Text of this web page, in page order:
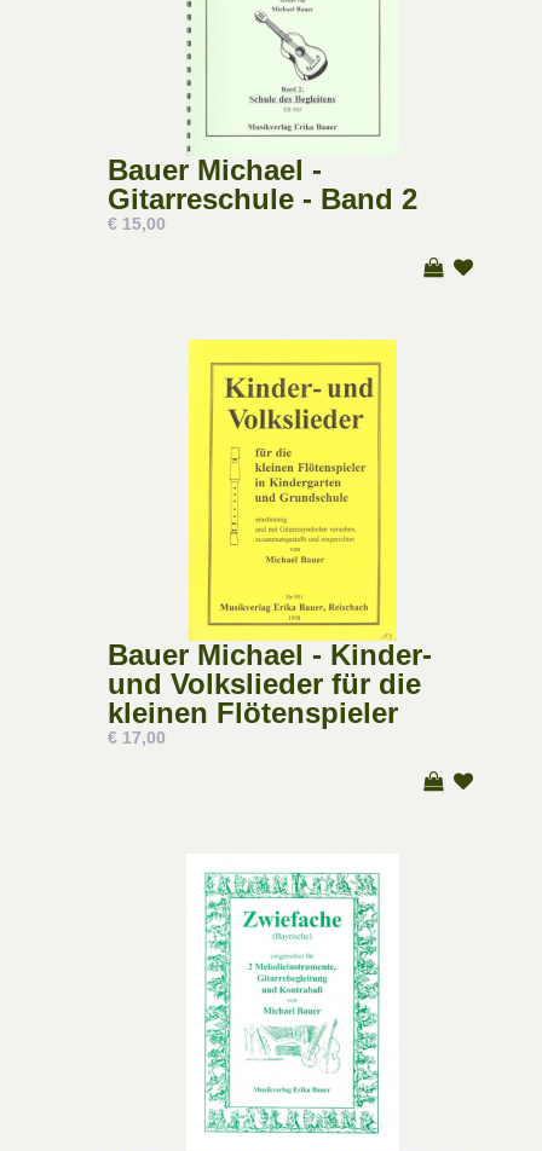
Bauer Michael -
Gitarreschule - Band 2
€ 15,00
Bauer Michael - Kinder-
und Volkslieder für die
kleinen Flötenspieler
€ 17,00